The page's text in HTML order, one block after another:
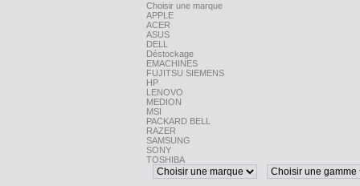
Choisir une marque
APPLE
ACER
ASUS
DELL
Déstockage
EMACHINES
FUJITSU SIEMENS
HP
LENOVO
MEDION
MSI
PACKARD BELL
RAZER
SAMSUNG
SONY
TOSHIBA